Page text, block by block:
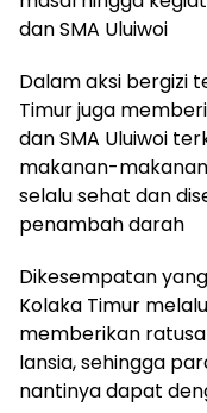
dan SMA Uluiwoi
Dalam aksi bergizi
Timur juga
dan SMA Uluiwoi
makanan-
selalu sehat dan
penambah darah
Dikesempatan
Kolaka Timur
memberikan
lansia, sehingga
nantinya dapat